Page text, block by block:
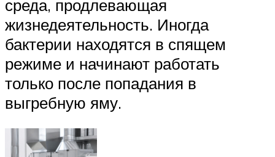
среда, продлевающая
жизнедеятельность. Иногда
бактерии находятся в спящем
режиме и начинают работать
только после попадания в
выгребную яму.